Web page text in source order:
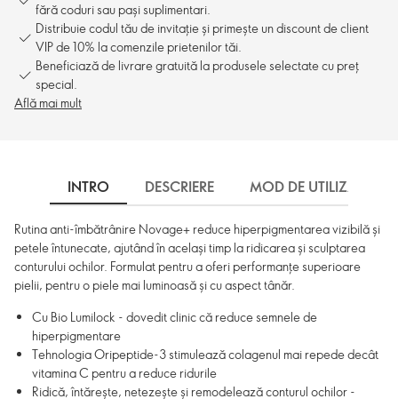
fără coduri sau pași suplimentari.
Distribuie codul tău de invitație și primește un discount de client
VIP de 10% la comenzile prietenilor tăi.
Beneficiază de livrare gratuită la produsele selectate cu preț
special.
Află mai mult
INTRO DESCRIERE MOD DE UTILIZARE
Rutina anti-îmbătrânire Novage+ reduce hiperpigmentarea vizibilă și
petele întunecate, ajutând în același timp la ridicarea și sculptarea
conturului ochilor. Formulat pentru a oferi performanțe superioare
pielii, pentru o piele mai luminoasă și cu aspect tânăr.
Cu Bio Lumilock - dovedit clinic că reduce semnele de
hiperpigmentare
Tehnologia Oripeptide-3 stimulează colagenul mai repede decât
vitamina C pentru a reduce ridurile
Ridică, întărește, netezește și remodelează conturul ochilor -